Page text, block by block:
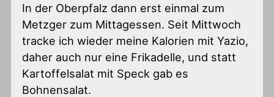
In der Oberpfalz dann erst einmal zum
Metzger zum Mittagessen. Seit Mittwoch
tracke ich wieder meine Kalorien mit Yazio,
daher auch nur eine Frikadelle, und statt
Kartoffelsalat mit Speck gab es
Bohnensalat.